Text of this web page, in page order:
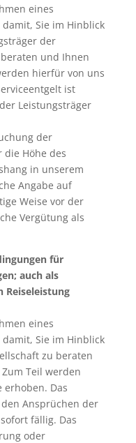
eines
Sie im Hinblick
der
und Ihnen
hierfür von uns
ist
Leistungsträger
der
die Höhe des
in unserem
Angabe auf
Weise vor der
Vergütung als
für
auch als
Reiseleistung
eines
Sie im Hinblick
zu beraten
Teil werden
erhoben. Das
Ansprüchen der
fällig. Das
oder